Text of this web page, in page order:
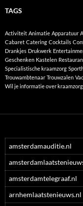
TAGS
Activiteit Animatie Apparatuur
Cabaret Catering Cocktails
Drankjes Drukwerk
Geschenken Kastelen
Specialistische kraamzorg
Trouwambtenaar Trouwzalen
Wil je informatie over kraamzorg
amsterdamauditie.nl
amsterdamtelegraaf.nl
arnhemlaatstenieuws.nl